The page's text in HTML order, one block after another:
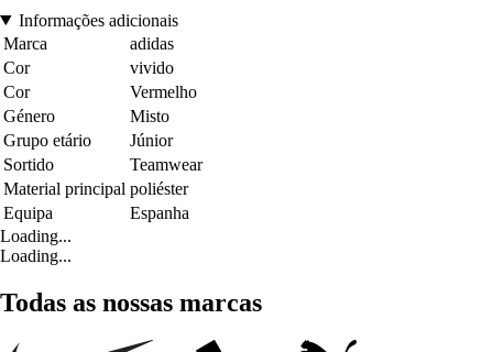
Informações adicionais
Marca
adidas
Cor
vivido
Cor
Vermelho
Género
Misto
Grupo etário
Júnior
Sortido
Teamwear
Material principal poliéster
Equipa
Espanha
Loading...
Loading...
Todas as nossas marcas